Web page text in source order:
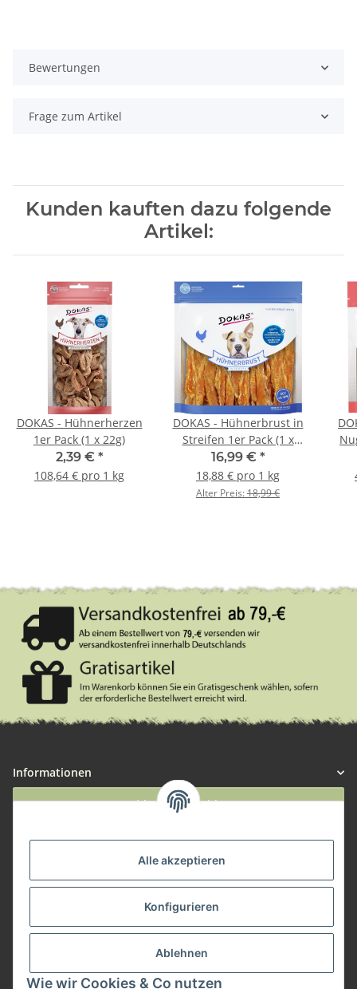
Alle akzeptieren
Konfigurieren
Ablehnen
Wie wir Cookies & Co nutzen
Bewertungen
Frage zum Artikel
Kunden kauften dazu folgende
Artikel:
DOKAS - Hühnerherzen
1er Pack (1 x 22g)
2,39 € *
108,64 € pro 1 kg
DOKAS - Hühnerbrust in
Streifen 1er Pack (1 x
900g)
16,99 € *
18,88 € pro 1 kg
Alter Preis:18,99 €
Informationen
Widerruf anmelden
Herstellerinformationen